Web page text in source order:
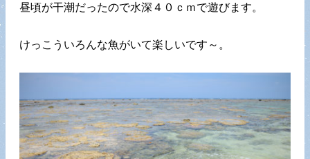
昼頃が干潮だったので水深４０ｃｍで遊びます。
けっこういろんな魚がいて楽しいです～。